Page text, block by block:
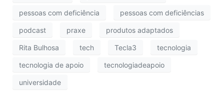
pessoas com deficiência pessoas com deficiências
podcast praxe produtos adaptados
Rita Bulhosa tech Tecla3 tecnologia
tecnologia de apoio tecnologiadeapoio
universidade